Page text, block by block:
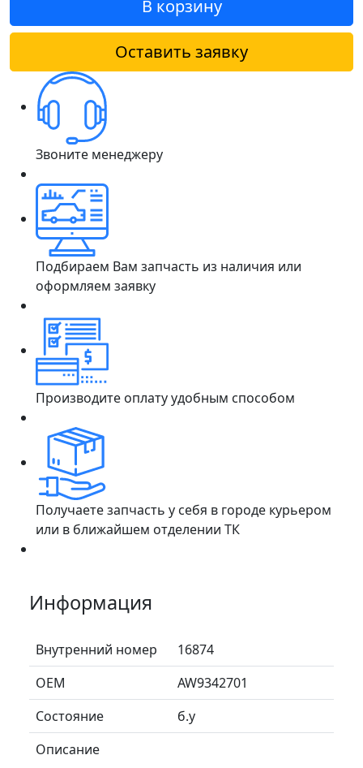
В корзину
Оставить заявку
Звоните менеджеру
Подбираем Вам запчасть из наличия или
оформляем заявку
Производите оплату удобным способом
Получаете запчасть у себя в городе курьером
или в ближайшем отделении ТК
Информация
Внутренний номер
16874
ОЕМ
AW9342701
Состояние
б.у
Описание